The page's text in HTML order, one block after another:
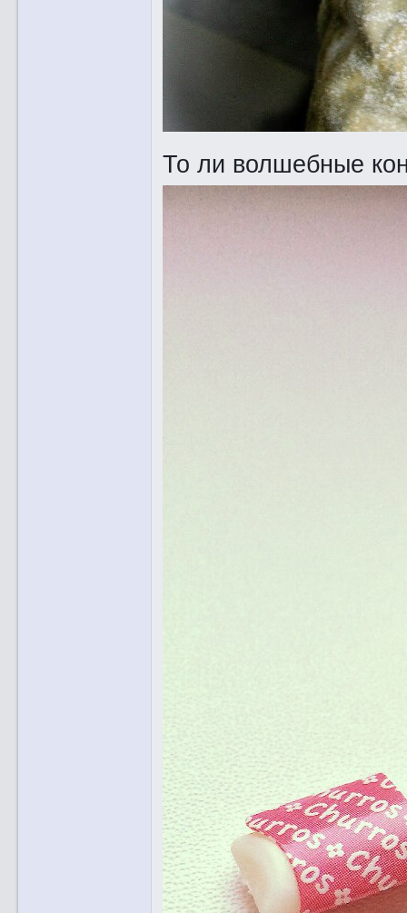
То ли волшебные